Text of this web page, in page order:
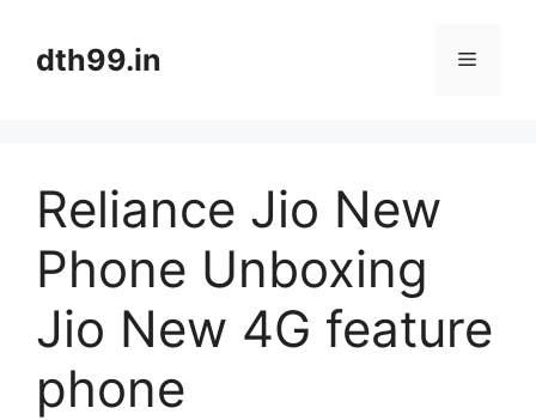
contentdth99.in Menu
Reliance Jio New
Phone Unboxing
Jio New 4G feature
phone